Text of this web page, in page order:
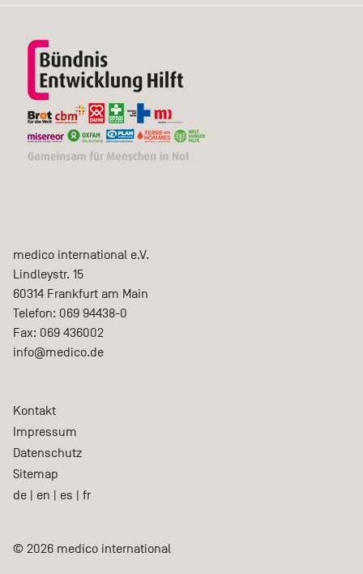
medico international e.V.
Lindleystr. 15
60314 Frankfurt am Main
Telefon: 069 94438-0
Fax: 069 436002
info@medico.de
Kontakt
Impressum
Datenschutz
Sitemap
de | en | es | fr
© 2026 medico international